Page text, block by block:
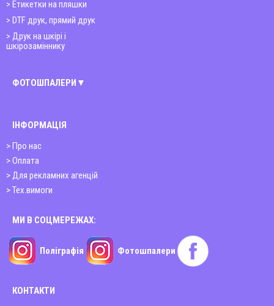
Етикетки на пляшки
DTF друк, прямий друк
Друк на шкірі і
шкірозаміннику
ФОТОШПАЛЕРИ
Вінниця
Дніпро
Житомир
Запоріжжя
Полтава
Чернігів
ІНФОРМАЦІЯ
> Про нас
> Оплата
> Для рекламних агенцій
> Тех.вимоги
МИ В СОЦМЕРЕЖАХ:
Поліграфія Фотошпалери
КОНТАКТИ